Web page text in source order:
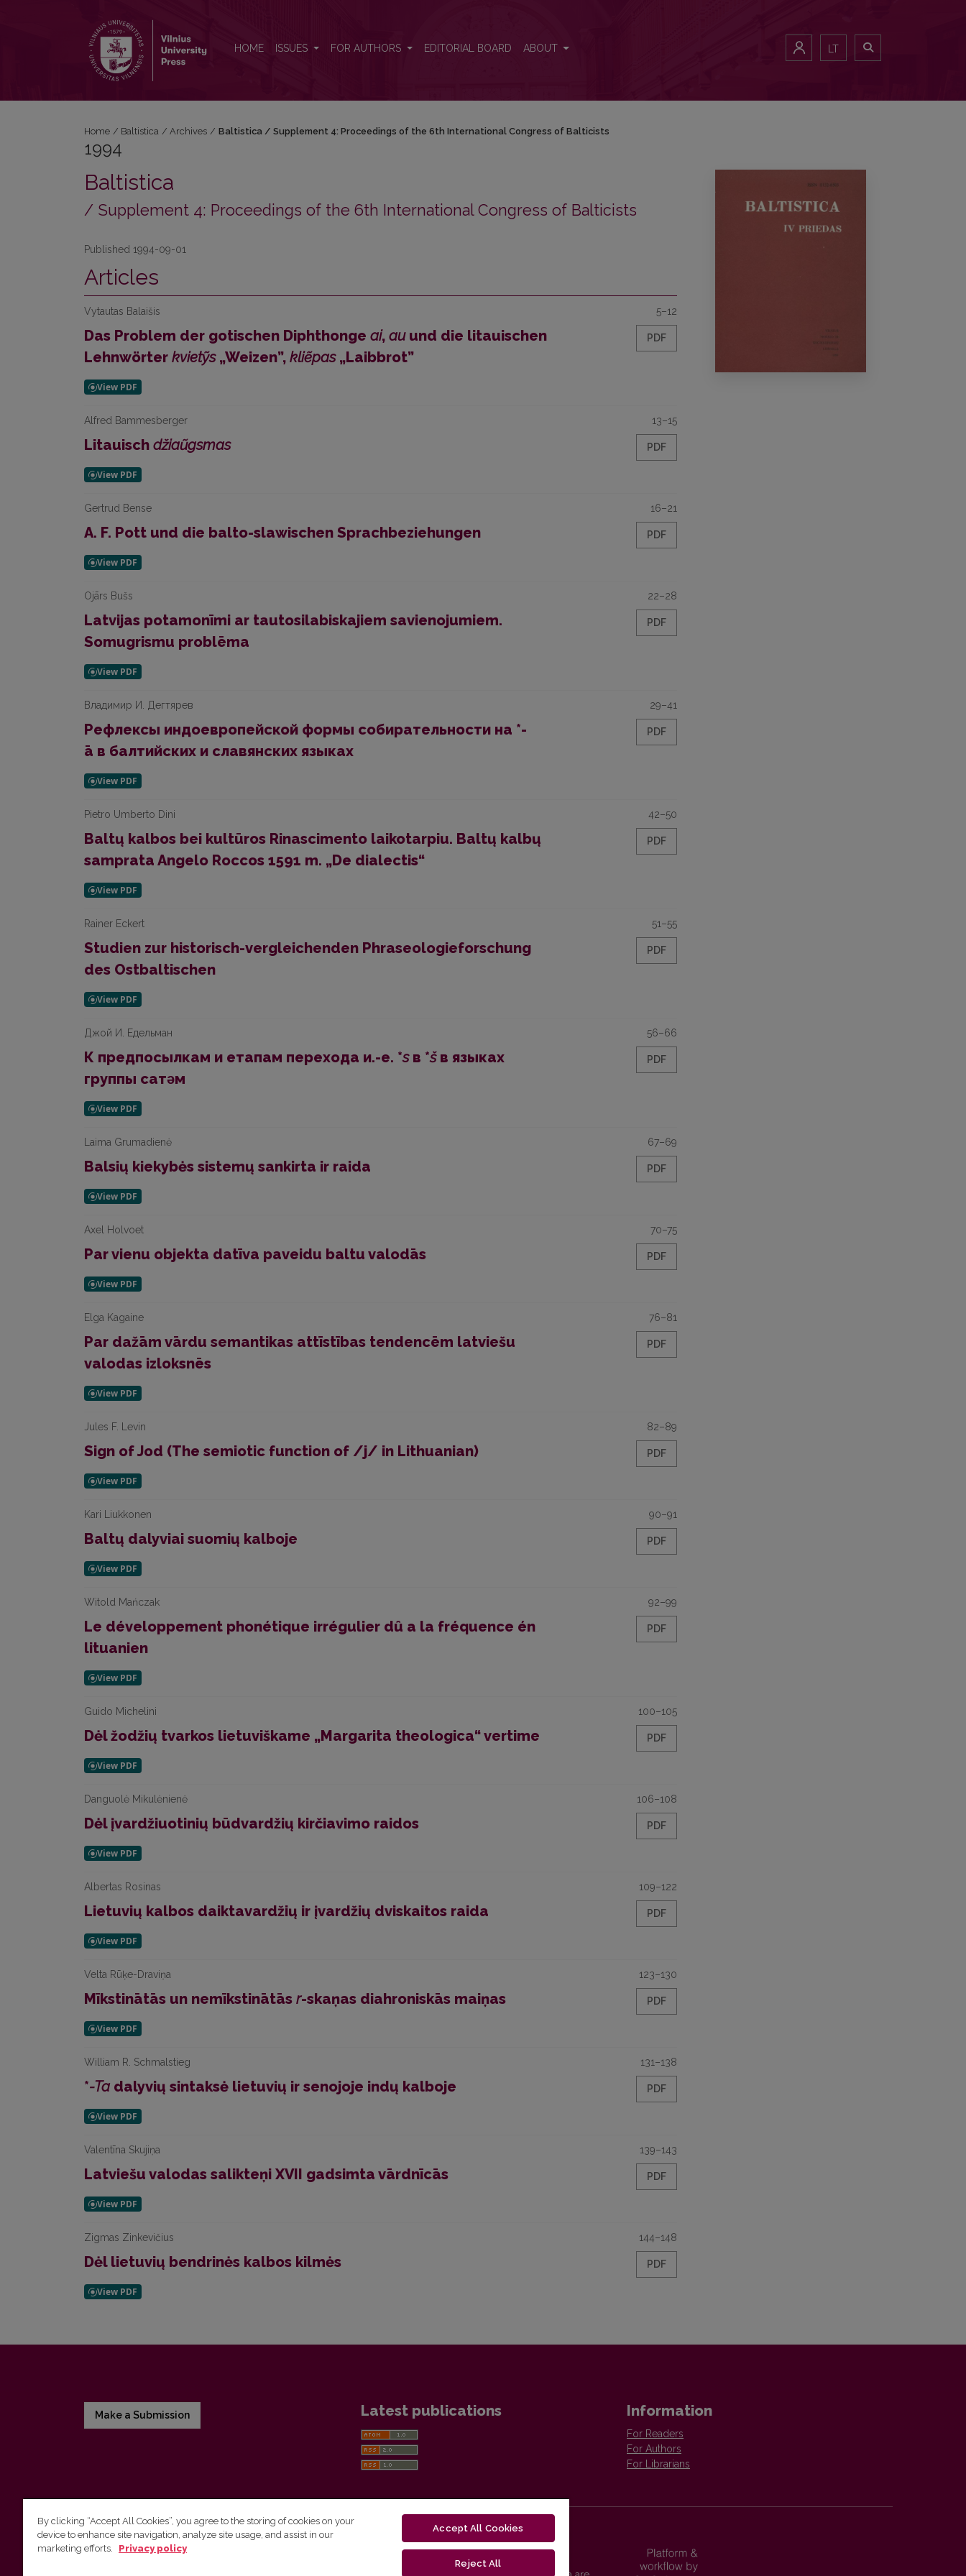
HOME ISSUES FOR AUTHORS EDITORIAL BOARD ABOUT LT
Home / Baltistica / Archives / Baltistica / Supplement 4: Proceedings of the 6th International Congress of Balticists
1994
Baltistica
/ Supplement 4: Proceedings of the 6th International Congress of Balticists
Published 1994-09-01
Articles
Vytautas Balaišis
Das Problem der gotischen Diphthonge ai, auund die litauischen
Lehnwörter kvietỹs „Weizen”, kliẽpas„Laibbrot”
5–12
PDF
Alfred Bammesberger
Litauisch džiaũgsmas
13–15
PDF
Gertrud Bense
A. F. Pott und die balto-slawischen Sprachbeziehungen
16–21
PDF
Ojārs Bušs
Latvijas potamonīmi ar tautosilabiskajiem savienojumiem.
Somugrismu problēma
22–28
PDF
Владимир И. Дегтярев
Рефлексы индоевропейской формы собирательности на *-
ā в балтийских и славянских языках
29–41
PDF
Pietro Umberto Dini
Baltų kalbos bei kultūros Rinascimento laikotarpiu. Baltų kalbų
samprata Angelo Roccos 1591 m. „De dialectis“
42–50
PDF
Rainer Eckert
Studien zur historisch-vergleichenden Phraseologieforschung
des Ostbaltischen
51–55
PDF
Джой И. Едельман
К предпосылкам и етапам перехода и.-е. *sв *šв языках
группы сатǝм
56–66
PDF
Laima Grumadienė
Balsių kiekybės sistemų sankirta ir raida
67–69
PDF
Axel Holvoet
Par vienu objekta datīva paveidu baltu valodās
70–75
PDF
Elga Kagaine
Par dažām vārdu semantikas attīstības tendencēm latviešu
valodas izloksnēs
76–81
PDF
Jules F. Levin
Sign of Jod (The semiotic function of /j/ in Lithuanian)
82–89
PDF
Kari Liukkonen
Baltų dalyviai suomių kalboje
90–91
PDF
Witold Mańczak
Le développement phonétique irrégulier dû a la fréquence én
lituanien
92–99
PDF
Guido Michelini
Dėl žodžių tvarkos lietuviškame „Margarita theologica“ vertime
100–105
PDF
Danguolė Mikulėnienė
Dėl įvardžiuotinių būdvardžių kirčiavimo raidos
106–108
PDF
Albertas Rosinas
Lietuvių kalbos daiktavardžių ir įvardžių dviskaitos raida
109–122
PDF
Velta Rūķe-Draviņa
Mīkstinātās un nemīkstinātās r-skaņas diahroniskās maiņas
123–130
PDF
William R. Schmalstieg
*-Ta dalyvių sintaksė lietuvių ir senojoje indų kalboje
131–138
PDF
Valentīna Skujiņa
Latviešu valodas salikteņi XVII gadsimta vārdnīcās
139–143
PDF
Zigmas Zinkevičius
Dėl lietuvių bendrinės kalbos kilmės
144–148
PDF
Make a Submission Latest publications Information
For Readers
For Authors
For Librarians
Vilnius University Press
By clicking “Accept All Cookies”, you agree to the storing of cookies on your
device to enhance site navigation, analyze site usage, and assist in our
marketing efforts.
Privacy policy
Accept All Cookies
Reject All